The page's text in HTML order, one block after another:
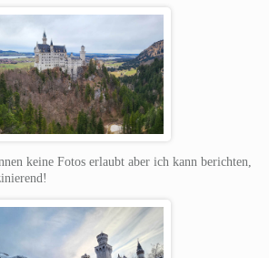
keine Fotos erlaubt aber ich kann berichten,